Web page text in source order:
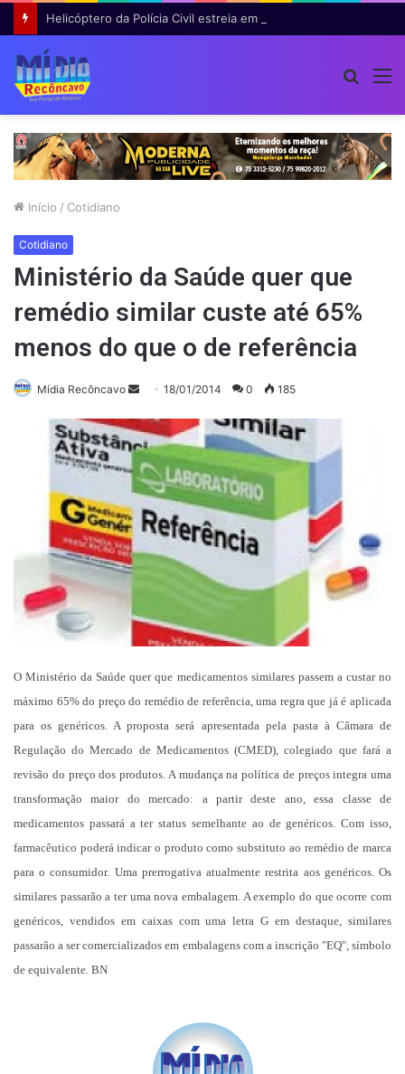
Início / Cotidiano
Cotidiano
Ministério da Saúde quer que
remédio similar custe até 65%
menos do que o de referência
Mídia Recôncavo
Mande
e-
mail
18/01/2014 0 185
O Ministério da Saúde quer que medicamentos similares passem a custar no
máximo 65% do preço do remédio de referência, uma regra que já é aplicada
para os genéricos. A proposta será apresentada pela pasta à Câmara de
Regulação do Mercado de Medicamentos (CMED), colegiado que fará a
revisão do preço dos produtos. A mudança na política de preços integra uma
transformação maior do mercado: a partir deste ano, essa classe de
medicamentos passará a ter status semelhante ao de genéricos. Com isso,
farmacêutico poderá indicar o produto como substituto ao remédio de marca
para o consumidor. Uma prerrogativa atualmente restrita aos genéricos. Os
similares passarão a ter uma nova embalagem. A exemplo do que ocorre com
genéricos, vendidos em caixas com uma letra G em destaque, similares
passarão a ser comercializados em embalagens com a inscrição "EQ", símbolo
de equivalente. BN